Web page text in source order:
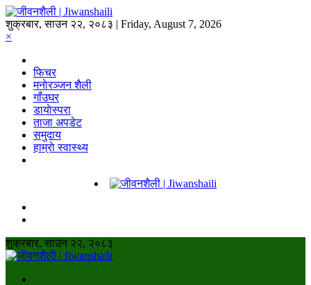
शुक्रबार, साउन २२, २०८३ | Friday, August 7, 2026
×
फिचर
मनाेरञ्जन शैली
गाँउघर
डायाेस्परा
ताजा अपडेट
समुदाय
हाम्राे स्वास्थ्य
शुक्रबार, साउन २२, २०८३